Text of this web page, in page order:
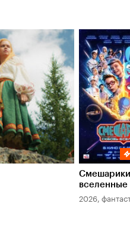
Смешарики
вселенные
2026,